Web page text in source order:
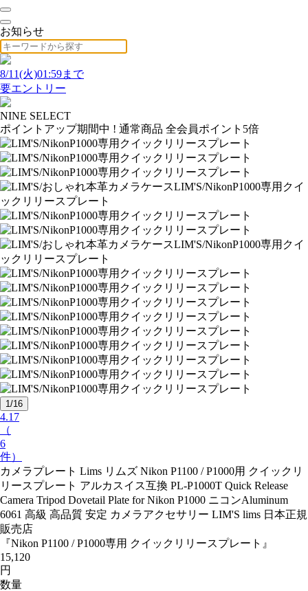
お知らせ
8/11(火)01:59まで
要エントリー
NINE SELECT
ポイントアップ期間中 ! 通常商品 全会員ポイント5倍
1/16
4.17
（
6
件）
カメラプレート Lims リムズ Nikon P1100 / P1000用 クイックリ
リースプレート アルカスイス互換 PL-P1000T Quick Release
Camera Tripod Dovetail Plate for Nikon P1000 ニコンAluminum
6061 高級 高品質 安定 カメラアクセサリー LIM'S lims 日本正規
販売店
『Nikon P1100 / P1000専用 クイックリリースプレート』
15,120
円
数量